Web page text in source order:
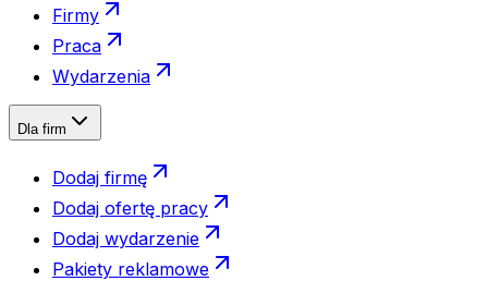
Firmy
Praca
Wydarzenia
Dla firm
Dodaj firmę
Dodaj ofertę pracy
Dodaj wydarzenie
Pakiety reklamowe